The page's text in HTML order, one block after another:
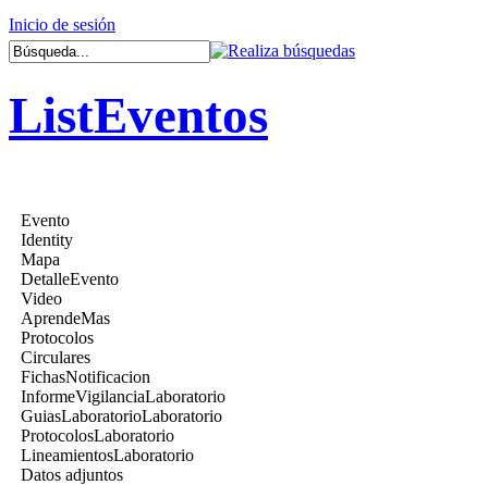
Inicio de sesión
ListEventos
Evento
Identity
Mapa
DetalleEvento
Video
AprendeMas
Protocolos
Circulares
FichasNotificacion
InformeVigilanciaLaboratorio
GuiasLaboratorioLaboratorio
ProtocolosLaboratorio
LineamientosLaboratorio
Datos adjuntos